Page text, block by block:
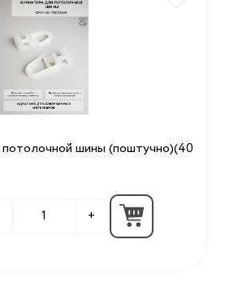
шины (поштучно)(40
+